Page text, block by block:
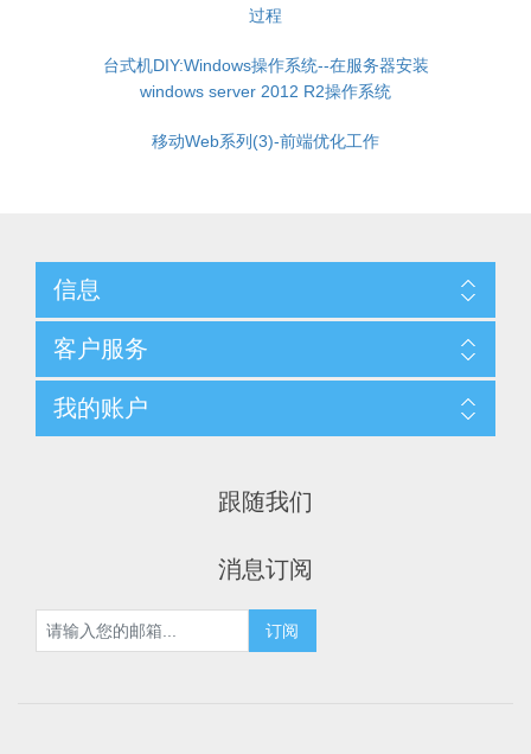
过程
台式机DIY:Windows操作系统--在服务器安装
windows server 2012 R2操作系统
移动Web系列(3)-前端优化工作
信息
客户服务
我的账户
跟随我们
消息订阅